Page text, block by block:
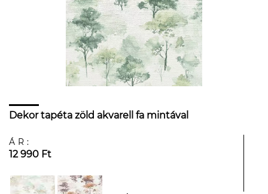
Dekor tapéta zöld akvarell fa mintával
ÁR:
12 990 Ft